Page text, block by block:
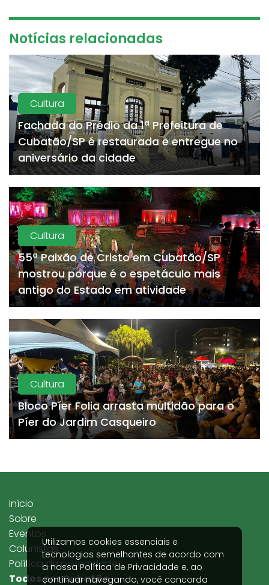
Notícias relacionadas
Cultura
Fachada do Prédio da 1ª Prefeitura de
Cubatão/SP é restaurada e entregue no
aniversário da cidade
Cultura
55ª Paixão de Cristo em Cubatão/SP
mostrou porque é o espetáculo mais
antigo do Estado em atividade
Cultura
Bloco Píer Folia arrasta multidão para o
Píer do Jardim Casqueiro
Utilizamos cookies essenciais e
tecnologias semelhantes de acordo com
a nossaPolítica de Privacidade e, ao
continuar navegando, você concorda
Todos por Cubatão
Início
Sobre
Eventos
Colunistas
Política de privacidade